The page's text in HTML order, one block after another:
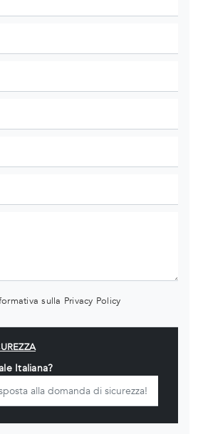
sulla Privacy Policy
Italiana?